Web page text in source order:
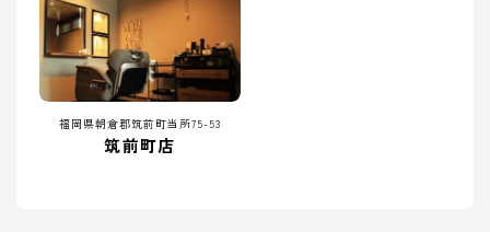
福岡県朝倉郡筑前町当所75-53
筑前町店